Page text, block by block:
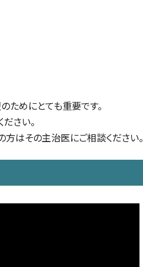
ためにとても重要です。
さい。
はその主治医にご相談ください。